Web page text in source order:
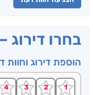
בחרו
הוספת דירוג וחוות